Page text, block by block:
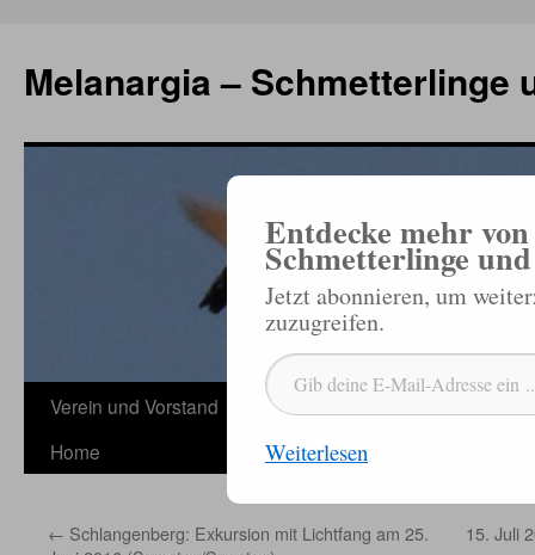
springen
Melanargia – Schmetterlinge
Verein und Vorstand Veröffentlichungen
Home
← Schlangenberg: Exkursion mit Lichtfang am 25.
15. Juli
Entdecke mehr
Schmetterlinge
Jetzt abonnieren, um
zuzugreifen.
Gib deine E-Mail-Adresse ein ...
Weiterlesen